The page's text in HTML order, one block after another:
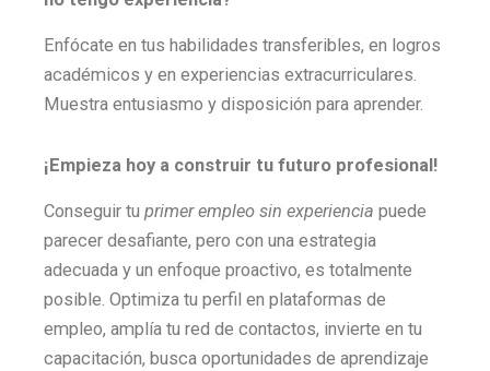
Enfócate en tus habilidades transferibles, en logros
académicos y en experiencias extracurriculares.
Muestra entusiasmo y disposición para aprender.
¡Empieza hoy a construir tu futuro profesional!
Conseguir tu primer empleo sin experiencia puede
parecer desafiante, pero con una estrategia
adecuada y un enfoque proactivo, es totalmente
posible. Optimiza tu perfil en plataformas de
empleo, amplía tu red de contactos, invierte en tu
capacitación, busca oportunidades de aprendizaje